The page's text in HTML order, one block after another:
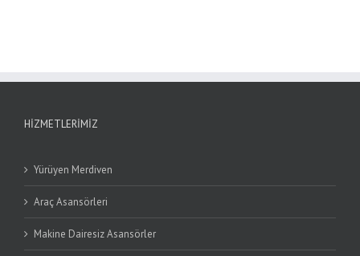
HIZMETLERIMIZ
Yürüyen Merdiven
Araç Asansörleri
Makine Dairesiz Asansörler